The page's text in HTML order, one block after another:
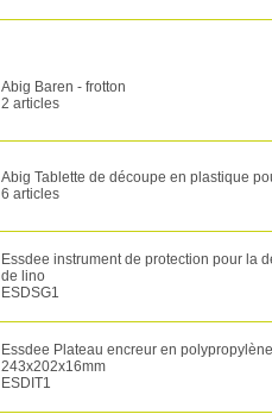
Abig Baren - frotton
2 articles
Abig Tablette de découpe en plastique
6 articles
Essdee instrument de protection pour la
de lino
ESDSG1
Essdee Plateau encreur en
243x202x16mm
ESDIT1